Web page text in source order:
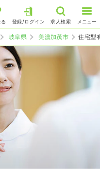
登録/ログイン 求人検索 メニュー
岐阜県 美濃加茂市 住宅型